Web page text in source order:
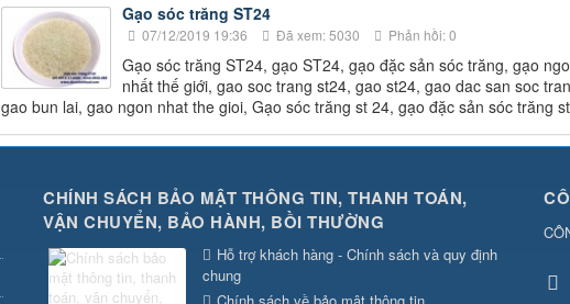
Gạo sóc trăng ST24
07/12/2019 19:36 Đã xem: 5030 Phản hồi: 0
Gạo sóc trăng ST24, gạo ST24, gạo đặc sản sóc trăng, gạo
nhất thế giới, gao soc trang st24, gao st24, gao dac san soc
gao bun lai, gao ngon nhat the gioi, Gạo sóc trăng st 24, gạo đặc sản sóc trăng
CHÍNH SÁCH BẢO MẬT THÔNG TIN, THANH TOÁN,
VẬN CHUYỂN, BẢO HÀNH, BỒI THƯỜNG
Hỗ trợ khách hàng - Chính sách và quy định
chung